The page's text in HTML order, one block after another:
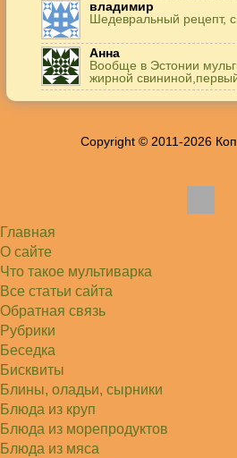
владимир
Шедевральный рецепт,
Анна
Вообще в Эстонии
жирной
Игорь
Жанна
и сырую курочку, и…
Света
Советую простой рецепт
бабушки, на 5 минут…
Copyright © 2011-2026
Главная
О сайте
Что такое мультиварка
Все статьи сайта
Обратная связь
Рубрики
Беседка
Бисквиты
Блины, оладьи, сырники
Блюда из круп
Блюда из морепродуктов
Блюда из мяса